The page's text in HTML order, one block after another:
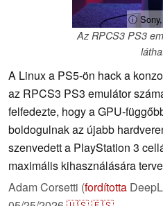
ⓘ Sony,
Az RPCS3 PS3
A Linux a PS5-ön hack a
az RPCS3 PS3 emulátor
felfedezte, hogy a GPU-
boldogulnak az újabb
szenvedett a PlayStation 3
maximális kihasználására
Adam Corsetti (fordította